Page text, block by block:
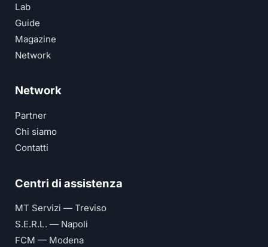
Lab
Guide
Magazine
Network
Network
Partner
Chi siamo
Contatti
Centri di assistenza
MT Servizi — Treviso
S.E.R.L. — Napoli
FCM — Modena